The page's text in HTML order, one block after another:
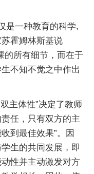
一种教育的科学,
霍姆林斯基说
的所有细节，而在于
不知不觉之中作出
主体性”决定了教师
任，只有双方的主
到最佳效果”。因
生的共同发展，即
性并主动激发对方